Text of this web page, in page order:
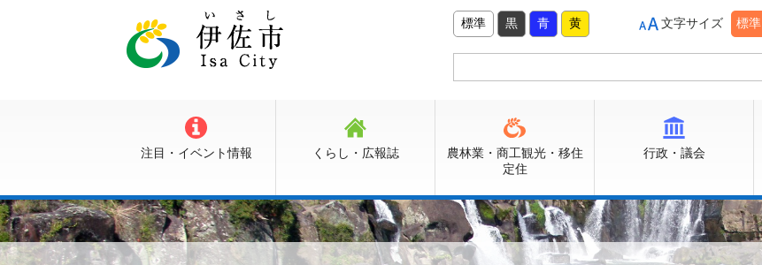
標準 黒 青 黄 文字サイズ 標準
注目・イベント情報 くらし・広報誌
農林業・商工観光・移住
定住
行政・議会